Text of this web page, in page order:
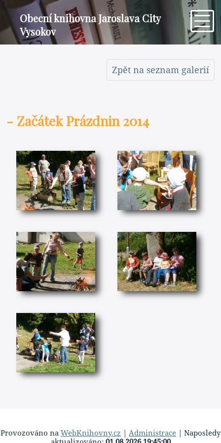
Obecní knihovna Jaroslava City
Vysokov
Zpět na seznam galerií
- Začátek Prázdnin 2014
Provozováno na WebKnihovny.cz Administrace | Naposledy